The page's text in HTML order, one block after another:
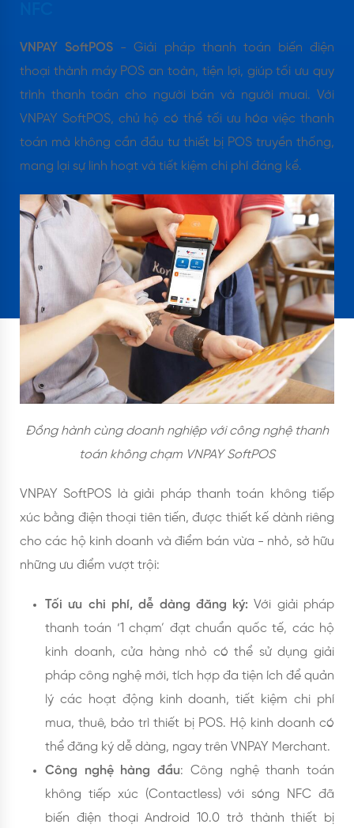
VNPAY SoftPOS - Giải pháp thanh toán biến điện
thoại thành máy POS an toàn, tiện lợi, giúp tối ưu quy
trình thanh toán cho người bán và người muai. Với
VNPAY SoftPOS, chủ hộ có thể tối ưu hóa việc thanh
toán mà không cần đầu tư thiết bị POS truyền thống,
mang lại sự linh hoạt và tiết kiệm chi phí đáng kể.
Đồng hành cùng doanh nghiệp với công nghệ thanh
toán không chạm VNPAY SoftPOS
VNPAY SoftPOS là giải pháp thanh toán không tiếp
xúc bằng điện thoại tiên tiến, được thiết kế dành riêng
cho các hộ kinh doanh và điểm bán vừa - nhỏ, sở hữu
những ưu điểm vượt trội:
Tối ưu chi phí, dễ dàng đăng ký: Với giải pháp
thanh toán ‘1 chạm’ đạt chuẩn quốc tế, các hộ
kinh doanh, cửa hàng nhỏ có thể sử dụng giải
pháp công nghệ mới, tích hợp đa tiện ích để quản
lý các hoạt động kinh doanh, tiết kiệm chi phí
mua, thuê, bảo trì thiết bị POS. Hộ kinh doanh có
thể đăng ký dễ dàng, ngay trên VNPAY Merchant.
Công nghệ hàng đầu: Công nghệ thanh toán
không tiếp xúc (Contactless) với sóng NFC đã
biến điện thoại Android 10.0 trở thành thiết bị